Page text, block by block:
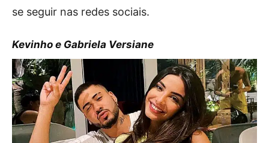
se seguir nas redes sociais.
Kevinho e Gabriela Versiane